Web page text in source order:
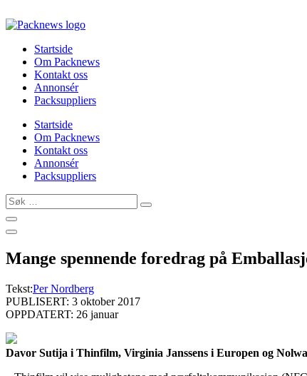
to
Startside
Om Packnews
Kontakt oss
Annonsér
Packsuppliers
Startside
Om Packnews
Kontakt oss
Annonsér
Packsuppliers
Søk
…
Mange spennende foredrag på
Tekst:Per Nordberg
PUBLISERT: 3 oktober 2017
OPPDATERT: 26 januar
Davor Sutija i Thinfilm, Virginia Janssens i Europen og